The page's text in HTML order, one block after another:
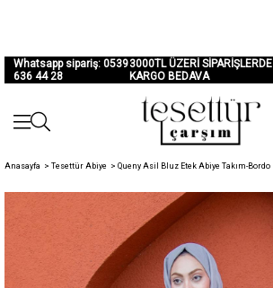
Whatsapp sipariş: 0539
636 44 28
3000TL ÜZERİ SİPARİŞLERDE
KARGO BEDAVA
Anasayfa > Tesettür Abiye > Queny Asil Bluz Etek Abiye Takım-Bordo